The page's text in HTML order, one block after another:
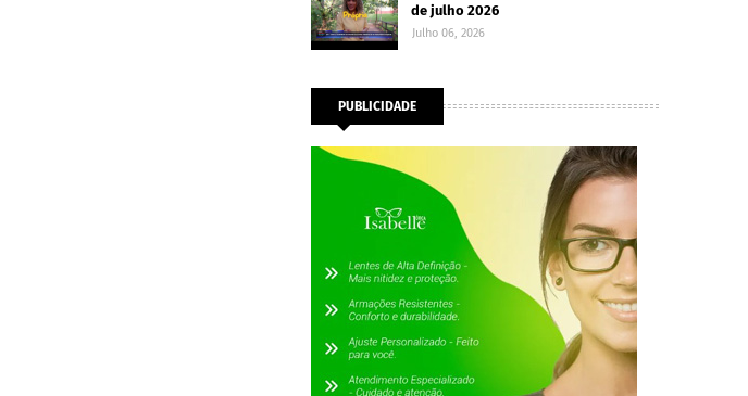
de julho 2026
Julho 06, 2026
PUBLICIDADE